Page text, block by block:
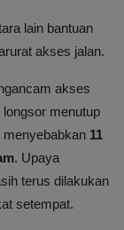
lain bantuan
akses jalan.
akses
menutup
menyebabkan 11
. Upaya
terus dilakukan
setempat.